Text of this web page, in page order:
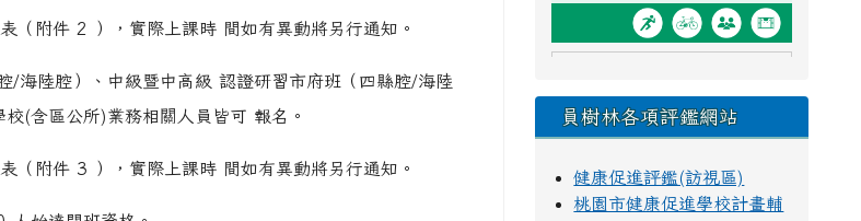
（附件 2 ），實際上課時 間如有異動將另行通知。
/海陸腔）、中級暨中高級 認證研習市府班（四縣腔/海陸
(含區公所)業務相關人員皆可 報名。
（附件 3 ），實際上課時 間如有異動將另行通知。
員樹林各項評鑑網站
健康促進評鑑(訪視區)
桃園市健康促進學校計畫輔